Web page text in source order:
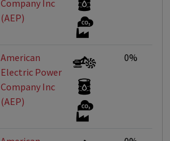
Company Inc
(AEP)
American
Electric Power
Company Inc
(AEP)
0%